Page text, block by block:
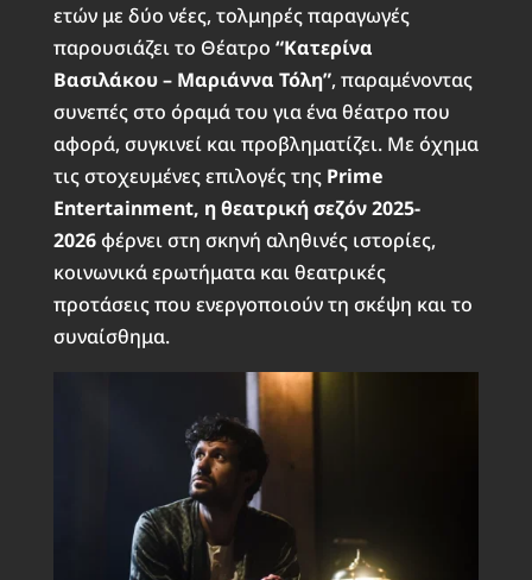
ετών με δύο νέες, τολμηρές παραγωγές
παρουσιάζει το Θέατρο “Κατερίνα
Βασιλάκου – Μαριάννα Τόλη”, παραμένοντας
συνεπές στο όραμά του για ένα θέατρο που
αφορά, συγκινεί και προβληματίζει. Με όχημα
τις στοχευμένες επιλογές της Prime
Entertainment, η θεατρική σεζόν 2025-
2026φέρνει στη σκηνή αληθινές ιστορίες,
κοινωνικά ερωτήματα και θεατρικές
προτάσεις που ενεργοποιούν τη σκέψη και το
συναίσθημα.